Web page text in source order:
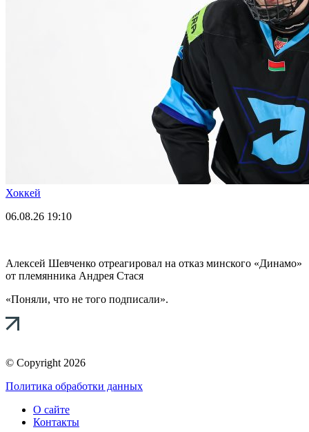
Хоккей
06.08.26 19:10
Алексей Шевченко отреагировал на отказ минского «Динамо»
от племянника Андрея Стася
«Поняли, что не того подписали».
© Copyright 2026
Политика обработки данных
О сайте
Контакты